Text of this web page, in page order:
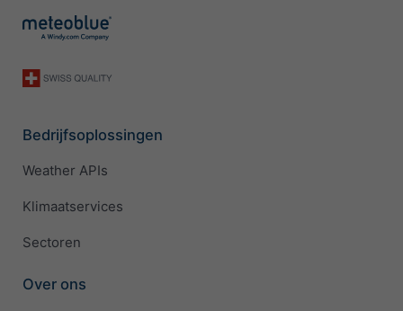
Bedrijfsoplossingen
Weather APIs
Klimaatservices
Sectoren
Over ons